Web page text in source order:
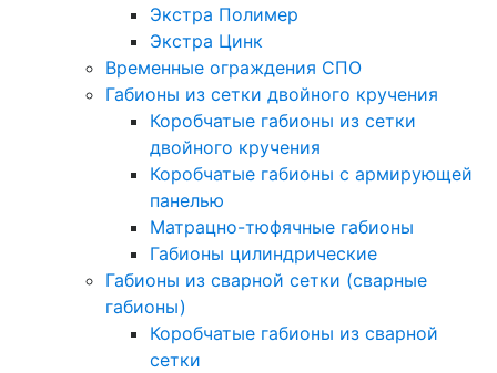
Экстра Полимер
Экстра Цинк
Временные ограждения СПО
Габионы из сетки двойного кручения
Коробчатые габионы из сетки
двойного кручения
Коробчатые габионы с армирующей
панелью
Матрацно-тюфячные габионы
Габионы цилиндрические
Габионы из сварной сетки (сварные
габионы)
Коробчатые габионы из сварной
сетки